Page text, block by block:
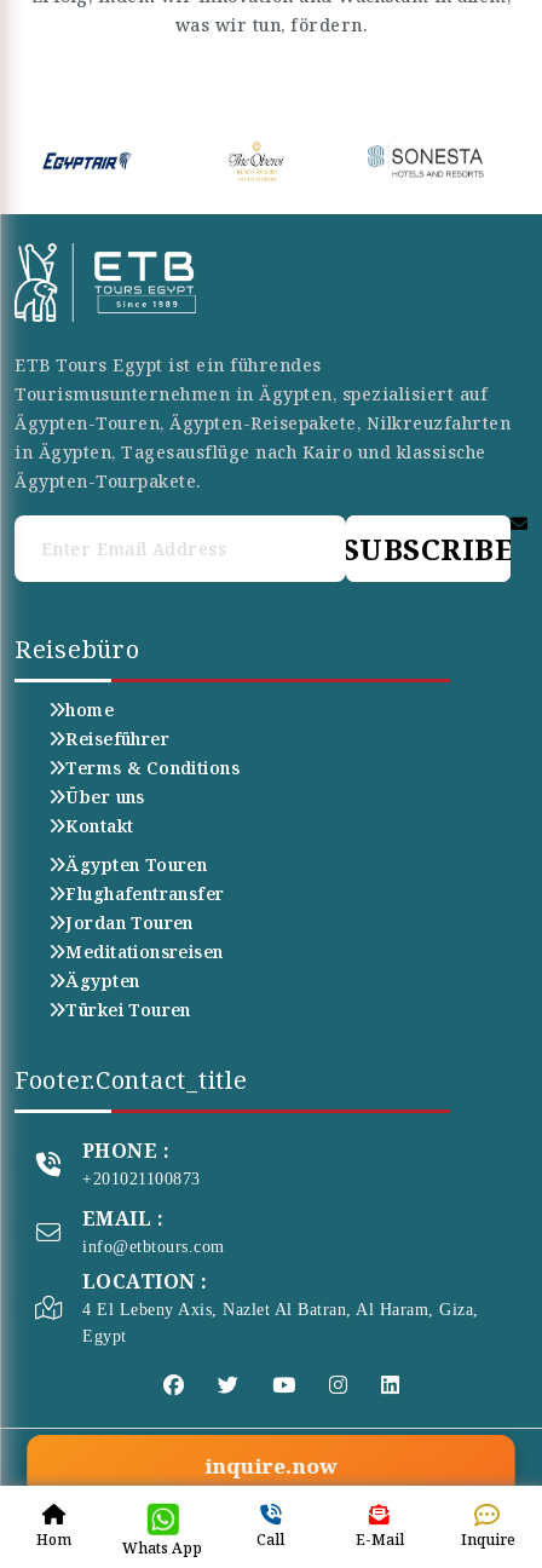
Hom Whats App Call E-Mail Inquire
was wir tun, fördern.
ETB Tours Egypt ist ein führendes
Tourismusunternehmen in Ägypten, spezialisiert auf
Ägypten-Touren, Ägypten-Reisepakete, Nilkreuzfahrten
in Ägypten, Tagesausflüge nach Kairo und klassische
Ägypten-Tourpakete.
SUBSCRIBE
Reisebüro
home
Reiseführer
Terms & Conditions
Über uns
Kontakt
Ägypten Touren
Flughafentransfer
Jordan Touren
Meditationsreisen
Ägypten
Türkei Touren
Footer.contact_title
PHONE :
+201021100873
EMAIL :
info@etbtours.com
LOCATION :
4 El Lebeny Axis, Nazlet Al Batran, Al Haram, Giza,
Egypt
© Copyright 2026 . All Rights Reserved ETB Tours
inquire.now